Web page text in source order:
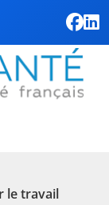
le travail